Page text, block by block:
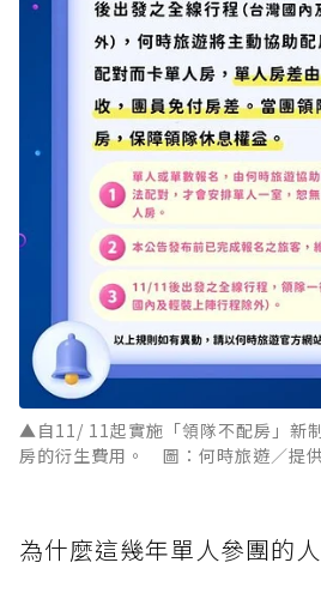
▲自11/ 11起實施「領隊不配房」新
房的衍生費用。 圖：何時旅遊／提供
為什麼這幾年單人參團的